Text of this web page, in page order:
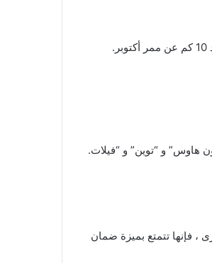
بالإضافة إلى “تاون هاوس” و “توين” و “فيلات.
بالمشاريع الأخرى ، فإنها تتمتع بميزة ضمان